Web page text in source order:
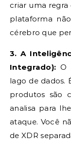
criar uma
plataforma
cérebro que
3. A
Integrado): O
lago de dados.
produtos são
analisa para
ataque. Você
de XDR